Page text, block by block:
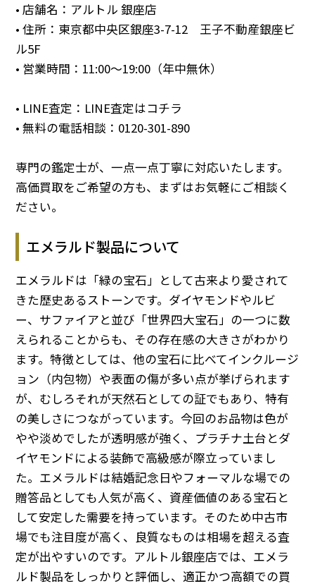
• 店舗名：アルトル 銀座店
• 住所：東京都中央区銀座3-7-12 王子不動産銀座ビ
ル5F
• 営業時間：11:00～19:00（年中無休）
• LINE査定： LINE査定はコチラ
• 無料の電話相談： 0120-301-890
専門の鑑定士が、一点一点丁寧に対応いたします。
高価買取をご希望の方も、まずはお気軽にご相談く
ださい。
エメラルド製品について
エメラルドは「緑の宝石」として古来より愛されて
きた歴史あるストーンです。ダイヤモンドやルビ
ー、サファイアと並び「世界四大宝石」の一つに数
えられることからも、その存在感の大きさがわかり
ます。特徴としては、他の宝石に比べてインクルージ
ョン（内包物）や表面の傷が多い点が挙げられます
が、むしろそれが天然石としての証でもあり、特有
の美しさにつながっています。今回のお品物は色が
やや淡めでしたが透明感が強く、プラチナ土台とダ
イヤモンドによる装飾で高級感が際立っていまし
た。エメラルドは結婚記念日やフォーマルな場での
贈答品としても人気が高く、資産価値のある宝石と
して安定した需要を持っています。そのため中古市
場でも注目度が高く、良質なものは相場を超える査
定が出やすいのです。アルトル銀座店では、エメラ
ルド製品をしっかりと評価し、適正かつ高額での買